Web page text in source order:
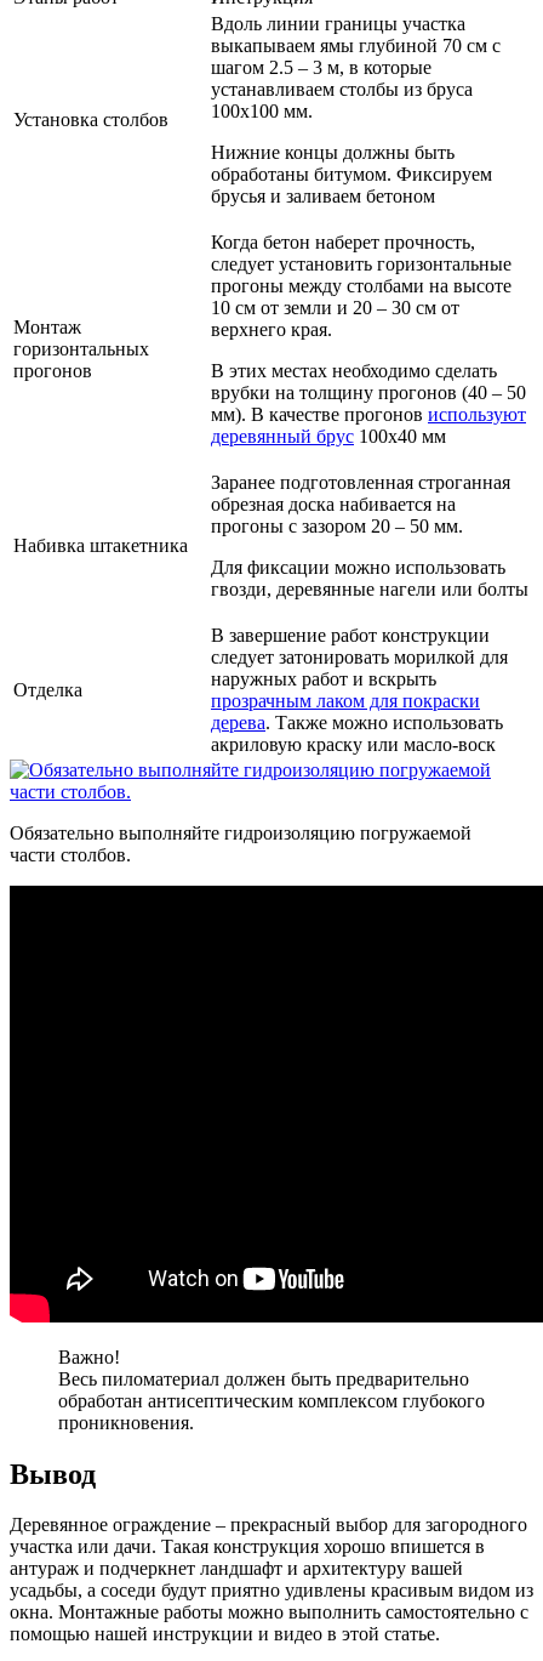
Установка столбов
Вдоль линии границы участка
выкапываем ямы глубиной 70 см с
шагом 2.5 – 3 м, в которые
устанавливаем столбы из бруса
100х100 мм.
Нижние концы должны быть
обработаны битумом. Фиксируем
брусья и заливаем бетоном
Монтаж
горизонтальных
прогонов
Когда бетон наберет прочность,
следует установить горизонтальные
прогоны между столбами на высоте
10 см от земли и 20 – 30 см от
верхнего края.
В этих местах необходимо сделать
врубки на толщину прогонов (40 – 50
мм). В качестве прогонов используют
деревянный брус 100х40 мм
Набивка штакетника
Заранее подготовленная строганная
обрезная доска набивается на
прогоны с зазором 20 – 50 мм.
Для фиксации можно использовать
гвозди, деревянные нагели или болты
Отделка
В завершение работ конструкции
следует затонировать морилкой для
наружных работ и вскрыть
прозрачным лаком для покраски
дерева. Также можно использовать
акриловую краску или масло-воск
Обязательно выполняйте гидроизоляцию погружаемой
части столбов.
Важно!
Весь пиломатериал должен быть предварительно
обработан антисептическим комплексом глубокого
проникновения.
Вывод
Деревянное ограждение – прекрасный выбор для загородного
участка или дачи. Такая конструкция хорошо впишется в
антураж и подчеркнет ландшафт и архитектуру вашей
усадьбы, а соседи будут приятно удивлены красивым видом из
окна. Монтажные работы можно выполнить самостоятельно с
помощью нашей инструкции и видео в этой статье.